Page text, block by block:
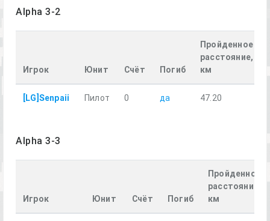
Alpha 3-2
Игрок Юнит Счёт Погиб
Пройденное
расстояние,
км
[LG]Senpaii Пилот 0 да 47.20
Alpha 3-3
Игрок Юнит Счёт Погиб
Пройденное
расстояние,
км